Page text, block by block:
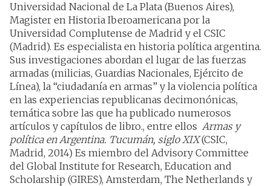
Universidad Nacional de La Plata (Buenos Aires),
Magister en Historia Iberoamericana por la
Universidad Complutense de Madrid y el CSIC
(Madrid). Es especialista en historia política argentina.
Sus investigaciones abordan el lugar de las fuerzas
armadas (milicias, Guardias Nacionales, Ejército de
Línea), la “ciudadanía en armas” y la violencia política
en las experiencias republicanas decimonónicas,
temática sobre las que ha publicado numerosos
artículos y capítulos de libro., entre ellos Armas y
política en Argentina. Tucumán, siglo XIX(CSIC,
Madrid, 2014) Es miembro del Advisory Committee
del Global Institute for Research, Education and
Scholarship (GIRES), Amsterdam, The Netherlands y